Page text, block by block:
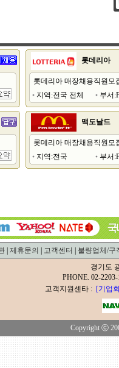
롯데리아
롯데리아 매장채용직원모
지역:전국 전체
부서
맥도날드
롯데리아 매장채용직원모
지역:전국
부서
제휴문의 고객센터
불량업체/구
경기도
PHONE. 02-
고객지원센타 : [기업
Copyright ⓒ